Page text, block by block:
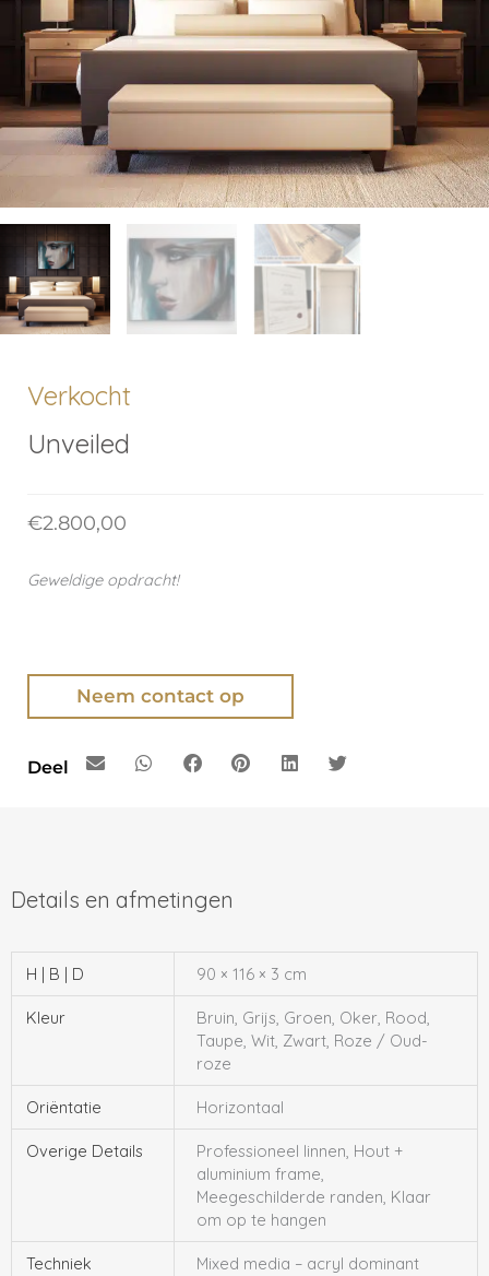
Verkocht
Unveiled
€2.800,00
Geweldige opdracht!
Neem contact op
Deel
H | B | D 90 × 116 × 3 cm
Kleur
Bruin, Grijs, Groen, Oker, Rood,
Taupe, Wit, Zwart, Roze / Oud-
roze
Oriëntatie Horizontaal
Overige Details
Professioneel linnen, Hout +
aluminium frame,
Meegeschilderde randen, Klaar
om op te hangen
Techniek Mixed media – acryl dominant